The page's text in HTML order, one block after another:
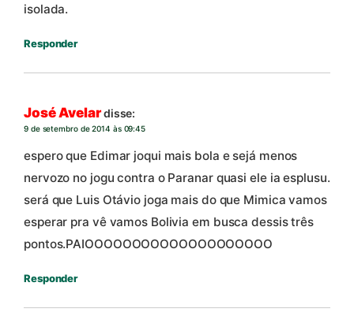
isolada.
Responder
José Avelardisse:
9 de setembro de 2014 às 09:45
espero que Edimar joqui mais bola e sejá menos
nervozo no jogu contra o Paranar quasi ele ia esplusu.
será que Luis Otávio joga mais do que Mimica vamos
esperar pra vê vamos Bolivia em busca dessis três
pontos.PAIOOOOOOOOOOOOOOOOOOOO
Responder